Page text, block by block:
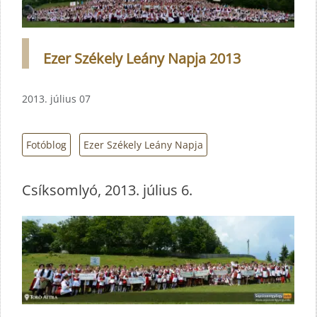
Ezer Székely Leány Napja 2013
2013. július 07
Fotóblog Ezer Székely Leány Napja
Csíksomlyó, 2013. július 6.